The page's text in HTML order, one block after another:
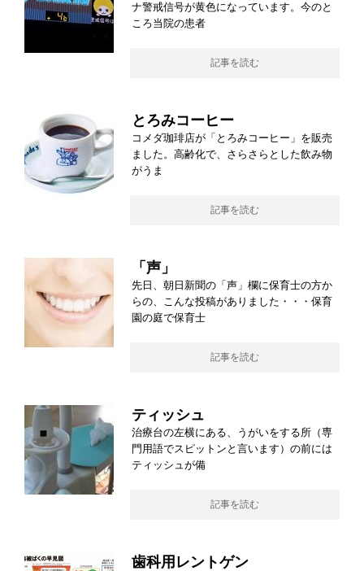
ナ警戒信号が黄色になっています。今のと
ころ当院の患者
記事を読む
とろみコーヒー
コメダ珈琲店が「とろみコーヒー」を販売
ました。高齢化で、さらさらとした飲み物
がうま
記事を読む
「声」
先日、朝日新聞の「声」欄に保育士の方か
らの、こんな投稿がありました・・・保育
園の庭で保育士
記事を読む
ティッシュ
治療台の左横にある、うがいをする所（専
門用語でスピットンと言います）の前には
ティッシュが備
記事を読む
歯科用レントゲン